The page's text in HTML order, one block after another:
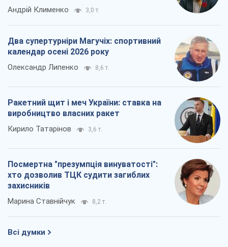
Андрій Клименко 3,0 т.
Два супертурніри Магучіх: спортивний
календар осені 2026 року
Олександр Липенко 8,6 т.
Ракетний щит і меч України: ставка на
виробництво власних ракет
Кирило Татарінов 3,6 т.
Посмертна "презумпція винуватості":
хто дозволив ТЦК судити загиблих
захисників
Марина Ставнійчук 8,2 т.
Всі думки